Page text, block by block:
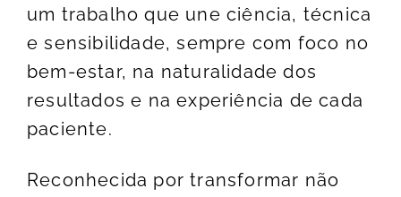
um trabalho que une ciência, técnica
e sensibilidade, sempre com foco no
bem-estar, na naturalidade dos
resultados e na experiência de cada
paciente.
Reconhecida por transformar não